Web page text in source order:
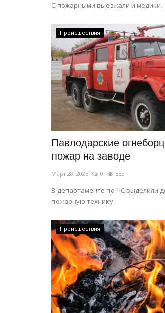
С пожарными выезжали и медики.
Происшествия
Павлодарские
пожар на заводе
Март 28, 2025 0 883
В департаменте по ЧС выделили
пожарную технику.
Происшествия